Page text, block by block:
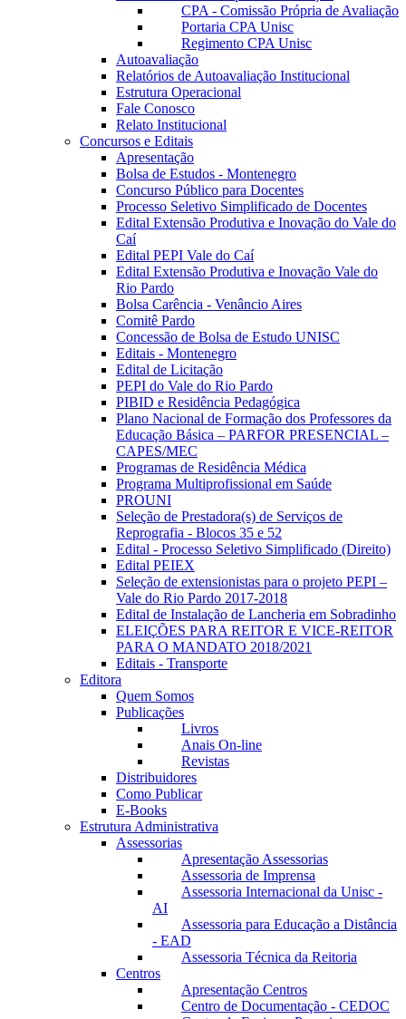
CPA - Comissão Própria de Avaliação
Portaria CPA Unisc
Regimento CPA Unisc
Autoavaliação
Relatórios de Autoavaliação Institucional
Estrutura Operacional
Fale Conosco
Relato Institucional
Concursos e Editais
Apresentação
Bolsa de Estudos - Montenegro
Concurso Público para Docentes
Processo Seletivo Simplificado de Docentes
Edital Extensão Produtiva e Inovação do Vale do
Caí
Edital PEPI Vale do Caí
Edital Extensão Produtiva e Inovação Vale do
Rio Pardo
Bolsa Carência - Venâncio Aires
Comitê Pardo
Concessão de Bolsa de Estudo UNISC
Editais - Montenegro
Edital de Licitação
PEPI do Vale do Rio Pardo
PIBID e Residência Pedagógica
Plano Nacional de Formação dos Professores da
Educação Básica – PARFOR PRESENCIAL –
CAPES/MEC
Programas de Residência Médica
Programa Multiprofissional em Saúde
PROUNI
Seleção de Prestadora(s) de Serviços de
Reprografia - Blocos 35 e 52
Edital - Processo Seletivo Simplificado (Direito)
Edital PEIEX
Seleção de extensionistas para o projeto PEPI –
Vale do Rio Pardo 2017-2018
Edital de Instalação de Lancheria em Sobradinho
ELEIÇÕES PARA REITOR E VICE-REITOR
PARA O MANDATO 2018/2021
Editais - Transporte
Editora
Quem Somos
Publicações
Livros
Anais On-line
Revistas
Distribuidores
Como Publicar
E-Books
Estrutura Administrativa
Assessorias
Apresentação Assessorias
Assessoria de Imprensa
Assessoria Internacional da Unisc -
AI
Assessoria para Educação a Distância
- EAD
Assessoria Técnica da Reitoria
Centros
Apresentação Centros
Centro de Documentação - CEDOC